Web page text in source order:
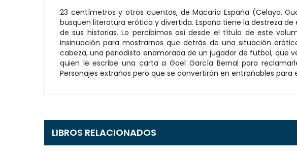
23 centímetros y otros cuentos, de Macaria España (Celaya,
busquen literatura erótica y divertida. España tiene la destreza
de sus historias. Lo percibimos así desde el título de este
insinuación para mostrarnos que detrás de una situación
cabeza, una periodista enamorada de un jugador de futbol, que
quien le escribe una carta a Gael García Bernal para
Personajes extraños pero que se convertirán en entrañables para
LIBROS RELACIONADOS